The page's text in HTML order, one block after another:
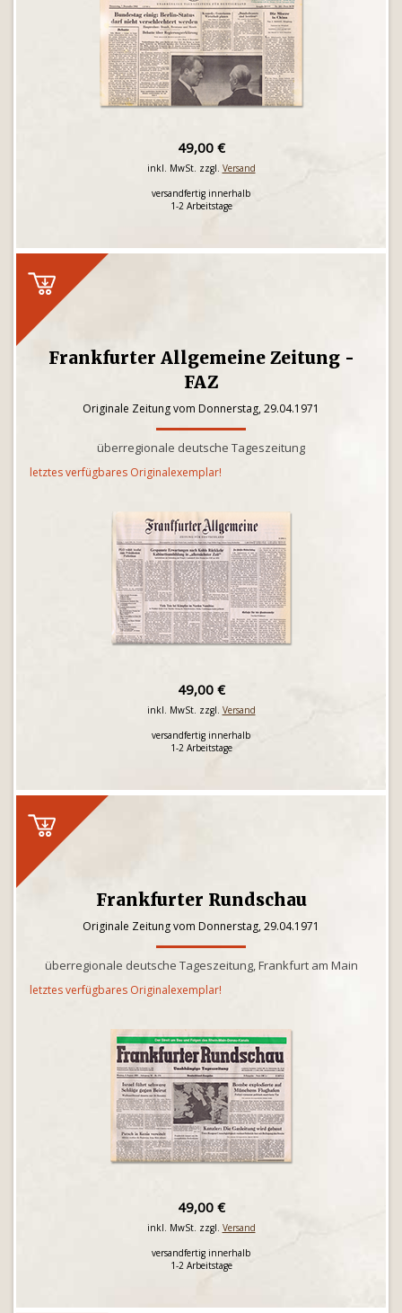
49,00 €
inkl. MwSt. zzgl. Versand
versandfertig innerhalb
1-2 Arbeitstage
Frankfurter Allgemeine Zeitung -
FAZ
Originale Zeitung vom Donnerstag, 29.04.1971
überregionale deutsche Tageszeitung
letztes verfügbares Originalexemplar!
49,00 €
inkl. MwSt. zzgl. Versand
versandfertig innerhalb
1-2 Arbeitstage
Frankfurter Rundschau
Originale Zeitung vom Donnerstag, 29.04.1971
überregionale deutsche Tageszeitung, Frankfurt am Main
letztes verfügbares Originalexemplar!
49,00 €
inkl. MwSt. zzgl. Versand
versandfertig innerhalb
1-2 Arbeitstage